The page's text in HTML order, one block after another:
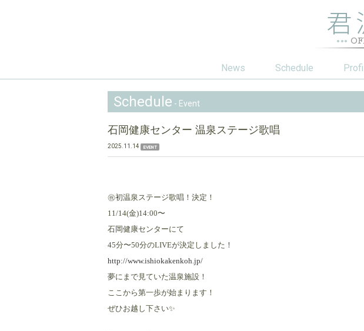
News Schedule
Schedule - Event
石岡健康センター 温泉ステージ歌唱
2025.11.14 EVENT
㊗️初温泉ステージ歌唱！決定！
11/14(金)14:00〜
石岡健康センターにて
45分〜50分のLIVEが決定しました！
http://www.ishiokakenkoh.jp/
夢にまで見ていた温泉施設！
ここから第一歩が始まります！
ぜひお越し下さい✨